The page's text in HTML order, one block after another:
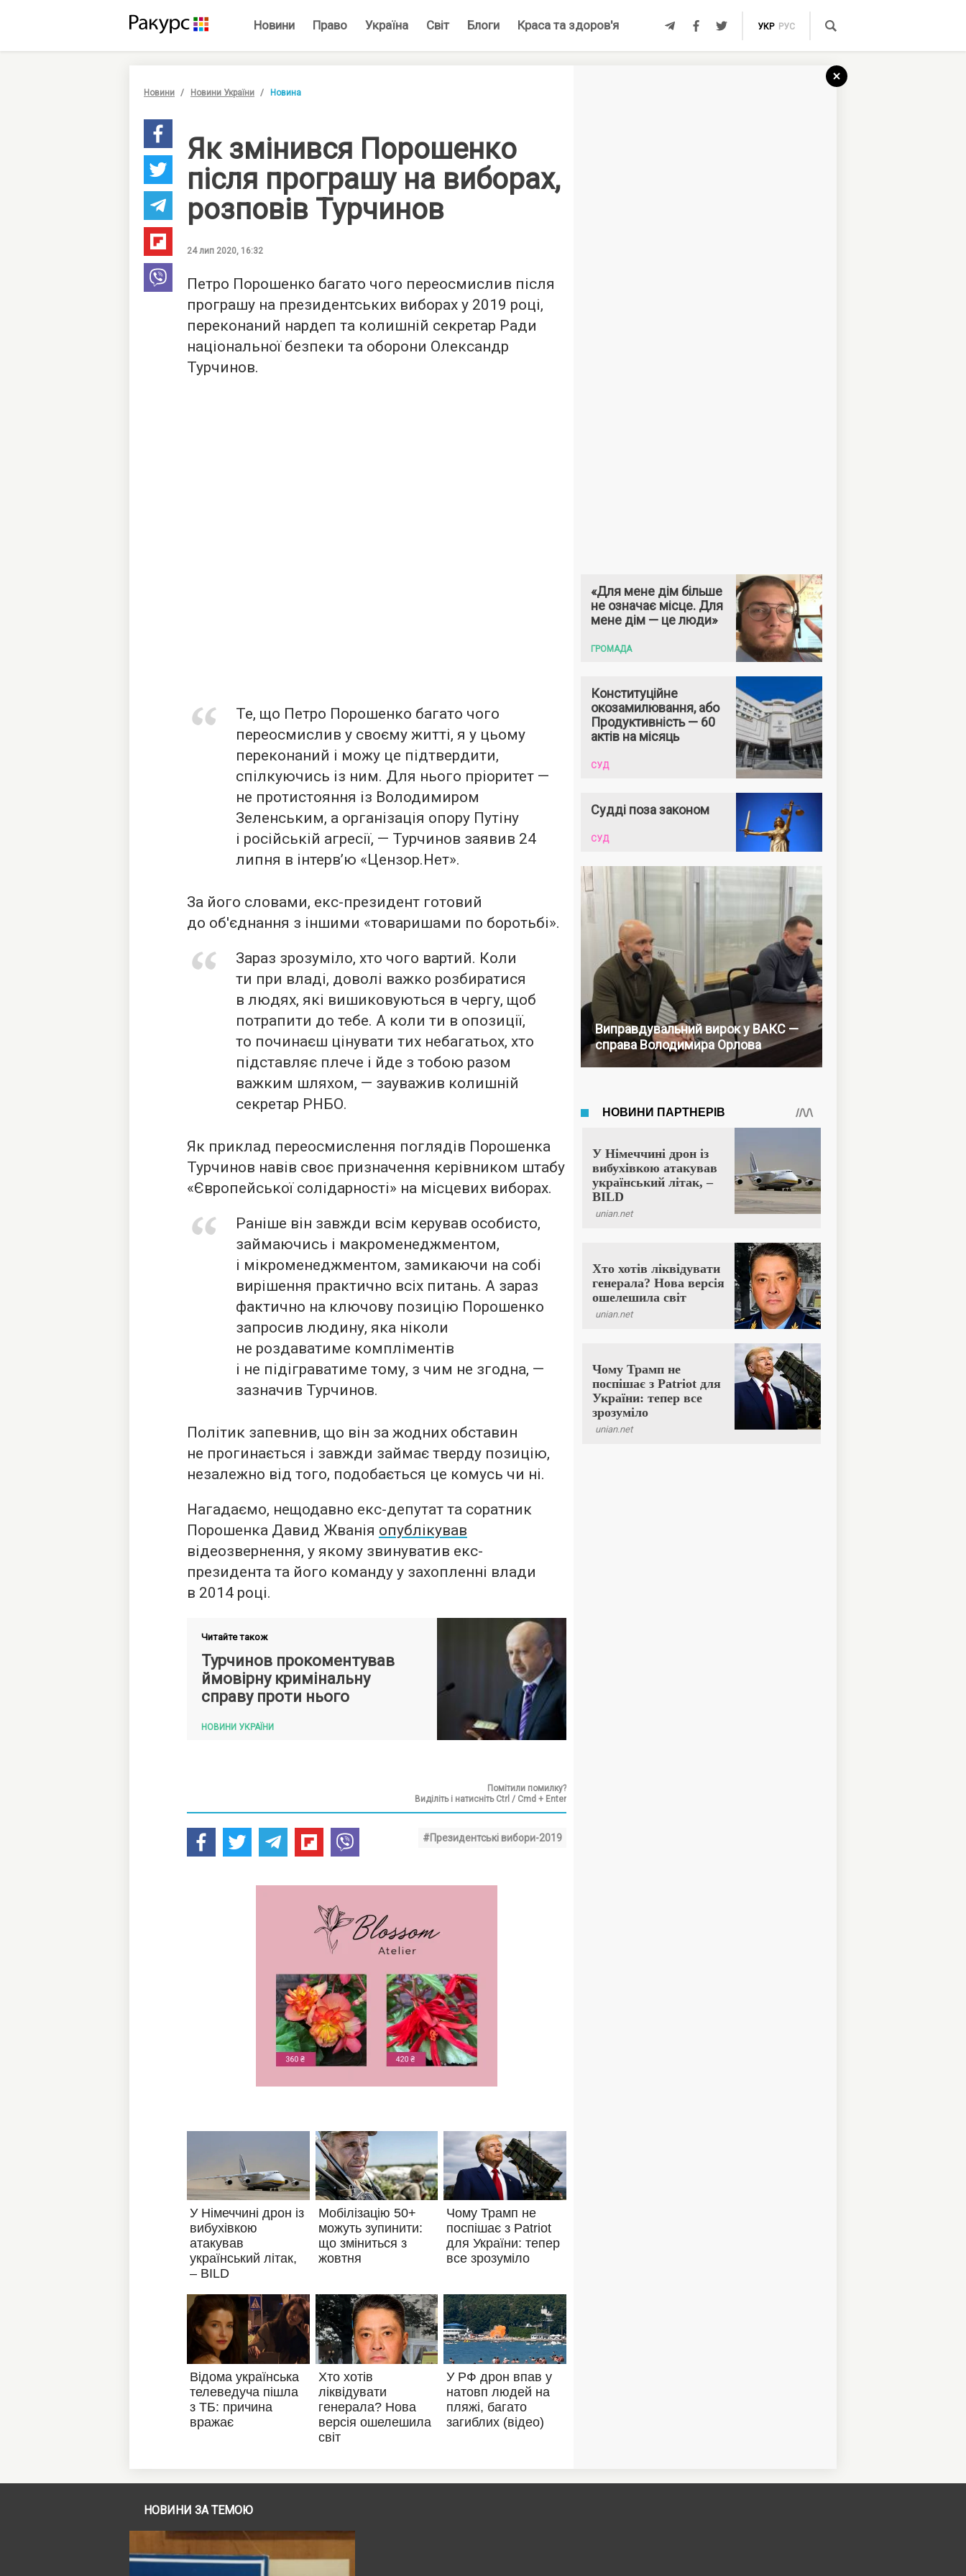
Новини Право Україна Світ Блоги Краса та здоров'я УКР РУС
Новини Новини України Новина
Як змінився Порошенко
після програшу на виборах,
розповів Турчинов
24 лип 2020, 16:32
Петро Порошенко багато чого переосмислив після
програшу на президентських виборах у 2019 році,
переконаний нардеп та колишній секретар Ради
національної безпеки та оборони Олександр
Турчинов.
Те, що Петро Порошенко багато чого
переосмислив у своєму житті, я у цьому
переконаний і можу це підтвердити,
спілкуючись із ним. Для нього пріоритет —
не протистояння із Володимиром
Зеленським, а організація опору Путіну
і російській агресії, — Турчинов заявив 24
липня в інтерв’ю «Цензор.Нет».
За його словами, екс-президент готовий
до об'єднання з іншими «товаришами по боротьбі».
Зараз зрозуміло, хто чого вартий. Коли
ти при владі, доволі важко розбиратися
в людях, які вишиковуються в чергу, щоб
потрапити до тебе. А коли ти в опозиції,
то починаєш цінувати тих небагатьох, хто
підставляє плече і йде з тобою разом
важким шляхом, — зауважив колишній
секретар РНБО.
Як приклад переосмислення поглядів Порошенка
Турчинов навів своє призначення керівником штабу
«Європейської солідарності» на місцевих виборах.
Раніше він завжди всім керував особисто,
займаючись і макроменеджментом,
і мікроменеджментом, замикаючи на собі
вирішення практично всіх питань. А зараз
фактично на ключову позицію Порошенко
запросив людину, яка ніколи
не роздаватиме компліментів
і не підіграватиме тому, з чим не згодна, —
зазначив Турчинов.
Політик запевнив, що він за жодних обставин
не прогинається і завжди займає тверду позицію,
незалежно від того, подобається це комусь чи ні.
Нагадаємо, нещодавно екс-депутат та соратник
Порошенка Давид Жванія опублікував
відеозвернення, у якому звинуватив екс-
президента та його команду у захопленні влади
в 2014 році.
Читайте також
Турчинов прокоментував
ймовірну кримінальну
справу проти нього
НОВИНИ УКРАЇНИ
Помітили помилку?
Виділіть і натисніть Ctrl / Cmd + Enter
#Президентські вибори-2019
«Для мене дім більше
не означає місце. Для
мене дім — це люди»
ГРОМАДА
Конституційне
окозамилювання, або
Продуктивність — 60
актів на місяць
СУД
Судді поза законом
СУД
Виправдувальний вирок у ВАКС —
справа Володимира Орлова
НОВИНИ ЗА ТЕМОЮ